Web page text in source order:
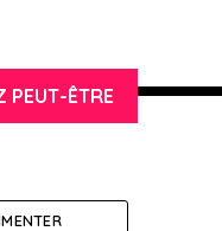
PEUT-ÊTRE